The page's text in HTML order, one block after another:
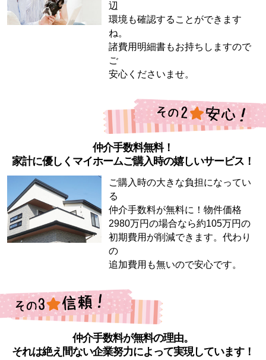
辺
環境も確認することができます
ね。
諸費用明細書もお持ちしますので
ご
安心くださいませ。
仲介手数料無料！
家計に優しくマイホームご購入時の嬉しいサービス！
ご購入時の大きな負担になってい
る
仲介手数料が無料に！物件価格
2980万円の場合なら約105万円の
初期費用が削減できます。代わり
の
追加費用も無いので安心です。
仲介手数料が無料の理由。
それは絶え間ない企業努力によって実現しています！